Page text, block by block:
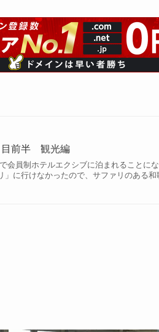
目前半 観光編
会員制ホテルエクシブに泊まれることに
」に行けなかったので、サファリのある和